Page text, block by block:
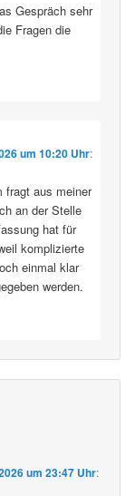
Gespräch sehr
Fragen die
um 10:20 Uhr:
fragt aus meiner
an der Stelle
hat für
komplizierte
einmal klar
werden.
um 23:47 Uhr: